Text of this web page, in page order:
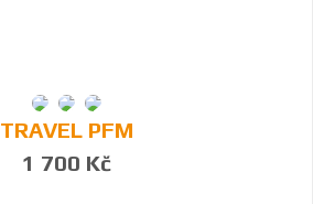
TRAVEL PFM
1 700 Kč